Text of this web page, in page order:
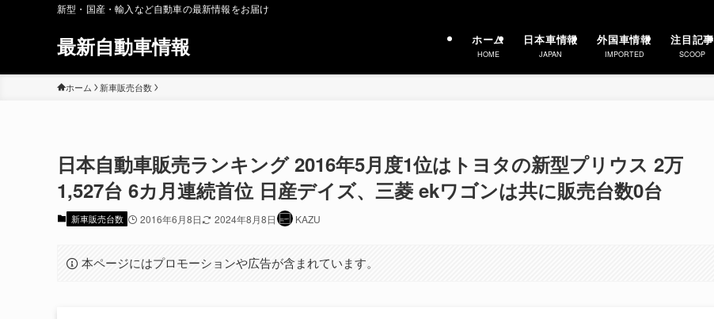
新型・国産・輸入など自動車の最新情報をお届け
最新自動車情報 ホーム
HOME
日本車情報
JAPAN
外国車情報
IMPORTED
注目記事
SCOOP
ホーム 新車販売台数
日本自動車販売ランキング 2016年5月度1位はトヨタの新型プリウス 2万
1,527台 6カ月連続首位 日産デイズ、三菱 ekワゴンは共に販売台数0台
新車販売台数 2016年6月8日 2024年8月8日 KAZU
本ページにはプロモーションや広告が含まれています。